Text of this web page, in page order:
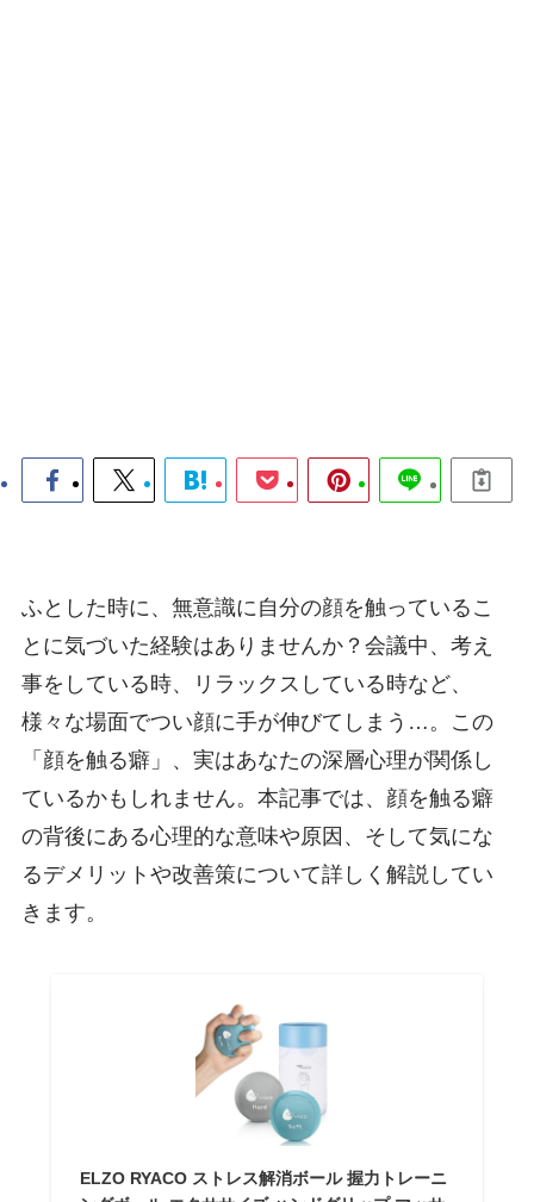
ふとした時に、無意識に自分の顔を触っているこ
とに気づいた経験はありませんか？会議中、考え
事をしている時、リラックスしている時など、
様々な場面でつい顔に手が伸びてしまう…。この
「顔を触る癖」、実はあなたの深層心理が関係し
ているかもしれません。本記事では、顔を触る癖
の背後にある心理的な意味や原因、そして気にな
るデメリットや改善策について詳しく解説してい
きます。
ELZO RYACO ストレス解消ボール 握力トレーニ